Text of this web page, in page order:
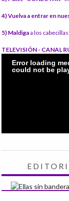
4) Vuelva a entrar en
5) Maldigaa los
TELEVISIÓN - CANAL